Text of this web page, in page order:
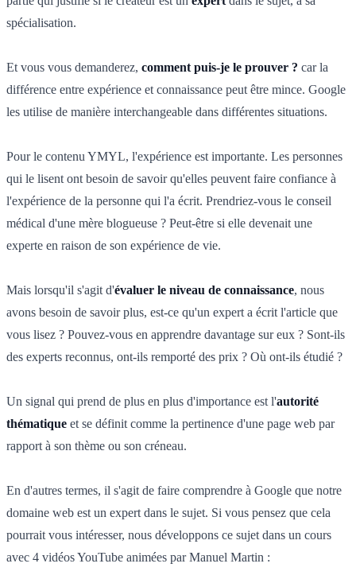
spécialisation.
Et vous vous demanderez, comment puis-je le prouver ? car la
différence entre expérience et connaissance peut être mince. Google
les utilise de manière interchangeable dans différentes situations.
Pour le contenu YMYL, l'expérience est importante. Les personnes
qui le lisent ont besoin de savoir qu'elles peuvent faire confiance à
l'expérience de la personne qui l'a écrit. Prendriez-vous le conseil
médical d'une mère blogueuse ? Peut-être si elle devenait une
experte en raison de son expérience de vie.
Mais lorsqu'il s'agit d'évaluer le niveau de connaissance, nous
avons besoin de savoir plus, est-ce qu'un expert a écrit l'article que
vous lisez ? Pouvez-vous en apprendre davantage sur eux ? Sont-ils
des experts reconnus, ont-ils remporté des prix ? Où ont-ils étudié ?
Un signal qui prend de plus en plus d'importance est l'autorité
thématique et se définit comme la pertinence d'une page web par
rapport à son thème ou son créneau.
En d'autres termes, il s'agit de faire comprendre à Google que notre
domaine web est un expert dans le sujet. Si vous pensez que cela
pourrait vous intéresser, nous développons ce sujet dans un cours
avec 4 vidéos YouTube animées par Manuel Martin :